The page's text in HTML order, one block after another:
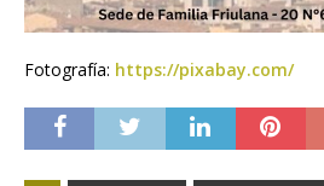
Fotografía: https://pixabay.com/